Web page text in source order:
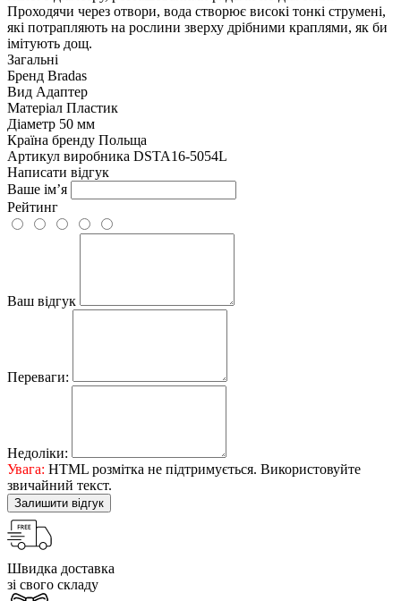
Проходячи через отвори, вода створює високі тонкі струмені,
які потрапляють на рослини зверху дрібними краплями, як би
імітують дощ.
Загальні
Бренд Bradas
Вид Адаптер
Матеріал Пластик
Діаметр 50 мм
Країна бренду Польща
Артикул виробника DSTA16-5054L
Написати відгук
Ваше ім’я
Рейтинг
Ваш відгук
Переваги:
Недоліки:
Увага: HTML розмітка не підтримується. Використовуйте
звичайний текст.
Залишити відгук
Швидка доставка
зі свого складу